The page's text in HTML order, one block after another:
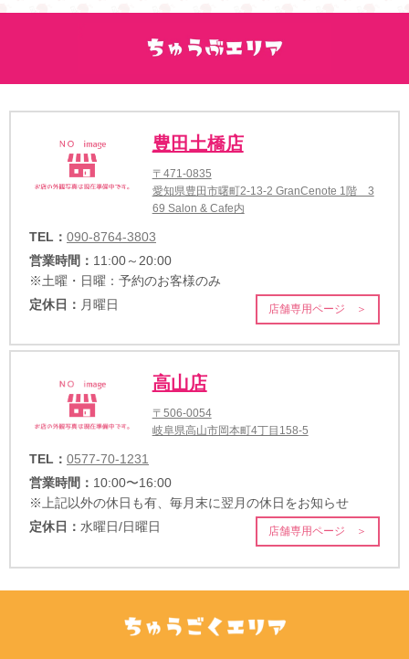
豊田土橋店
〒471-0835
愛知県豊田市曙町2-13-2 GranCenote 1階 3
69 Salon & Cafe内
TEL： 090-8764-3803
営業時間： 11:00～20:00
※土曜・日曜：予約のお客様のみ
定休日： 月曜日 店舗専用ページ ＞
高山店
〒506-0054
岐阜県高山市岡本町4丁目158-5
TEL： 0577-70-1231
営業時間： 10:00〜16:00
※上記以外の休日も有、毎月末に翌月の休日をお知らせ
定休日： 水曜日/日曜日 店舗専用ページ ＞